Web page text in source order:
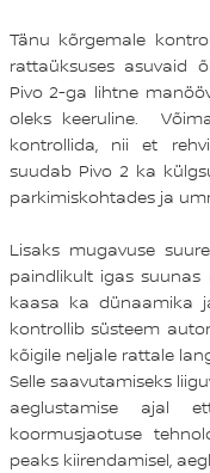
Tänu kõrgemale
rattaüksuses asuvaid
Pivo 2-ga lihtne
oleks keeruline.
kontrollida, nii et
suudab Pivo 2 ka
parkimiskohtades ja
Lisaks mugavuse
paindlikult igas
kaasa ka dünaamika
kontrollib süsteem
kõigile neljale rattale
Selle saavutamiseks
aeglustamise ajal
koormusjaotuse
peaks kiirendamisel,